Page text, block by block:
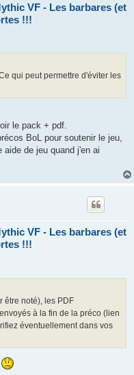
VF - Les barbares (et
!!!
qui peut permettre d'éviter les
le pack + pdf.
BoL pour soutenir le jeu,
aide de jeu quand j'en ai
VF - Les barbares (et
!!!
être noté), les PDF
à la fin de la préco (lien
éventuellement dans vos